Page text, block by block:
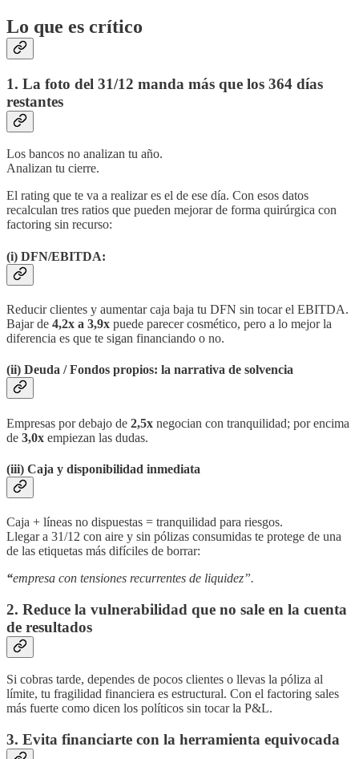
Lo que es crítico
1. La foto del 31/12 manda más que los 364 días
restantes
Los bancos no analizan tu año.
Analizan tu cierre.
El rating que te va a realizar es el de ese día. Con esos datos
recalculan tres ratios que pueden mejorar de forma quirúrgica con
factoring sin recurso:
(i) DFN/EBITDA:
Reducir clientes y aumentar caja baja tu DFN sin tocar el EBITDA.
Bajar de 4,2x a 3,9x puede parecer cosmético, pero a lo mejor la
diferencia es que te sigan financiando o no.
(ii) Deuda / Fondos propios: la narrativa de solvencia
Empresas por debajo de 2,5x negocian con tranquilidad; por encima
de 3,0x empiezan las dudas.
(iii) Caja y disponibilidad inmediata
Caja + líneas no dispuestas = tranquilidad para riesgos.
Llegar a 31/12 con aire y sin pólizas consumidas te protege de una
de las etiquetas más difíciles de borrar:
“empresa con tensiones recurrentes de liquidez”.
2. Reduce la vulnerabilidad que no sale en la cuenta
de resultados
Si cobras tarde, dependes de pocos clientes o llevas la póliza al
límite, tu fragilidad financiera es estructural. Con el factoring sales
más fuerte como dicen los políticos sin tocar la P&L.
3. Evita financiarte con la herramienta equivocada